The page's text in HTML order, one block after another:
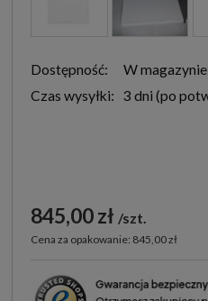
Dostępność:
W magazynie
Czas wysyłki: 3 dni
845,00 zł szt.
Cena za opakowanie: 845,00 zł